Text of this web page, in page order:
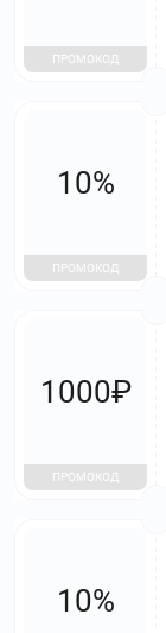
ПРОМОКОД
10%
ПРОМОКОД
1000₽
ПРОМОКОД
10%